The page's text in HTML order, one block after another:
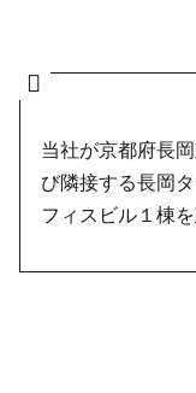
当社が京都府長
び隣接する長岡
フィスビル１棟